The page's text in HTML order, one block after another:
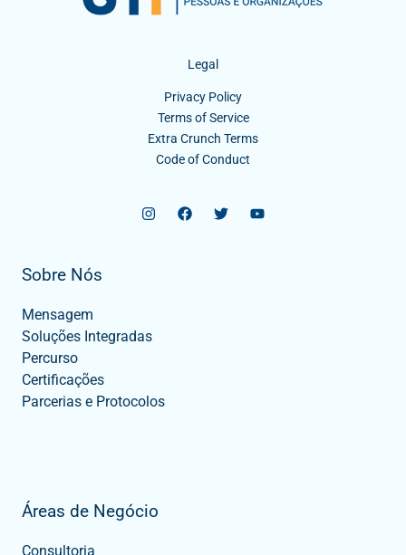
Legal
Privacy Policy
Terms of Service
Extra Crunch Terms
Code of Conduct
Sobre Nós
Mensagem
Soluções Integradas
Percurso
Certificações
Parcerias e Protocolos
Áreas de Negócio
Consultoria